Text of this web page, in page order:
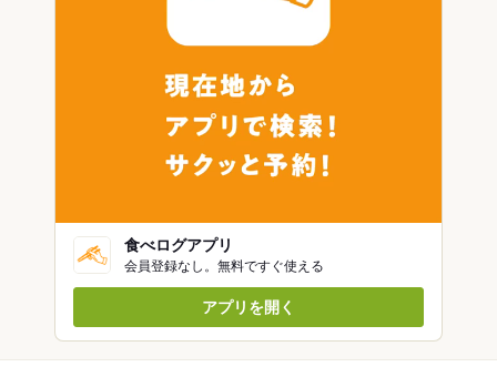
食べログアプリ
会員登録なし。無料ですぐ使える
アプリを開く